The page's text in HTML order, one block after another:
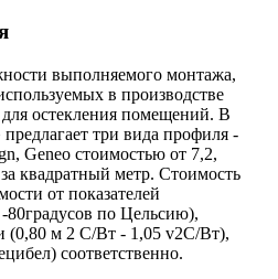
выполняемого монтажа,
в производстве
остекления помещений. В
три вида профиля -
Geneo стоимостью от 7,2,
квадратный метр. Стоимость
от показателей
80градусов по Цельсию),
(0,80 м 2 C/Bт - 1,05 v2C/Bт),
соответственно.